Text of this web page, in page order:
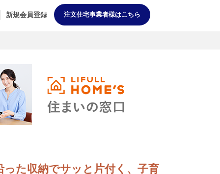
新規会員登録 注文住宅事業者様はこちら
った収納でサッと片付く、子育